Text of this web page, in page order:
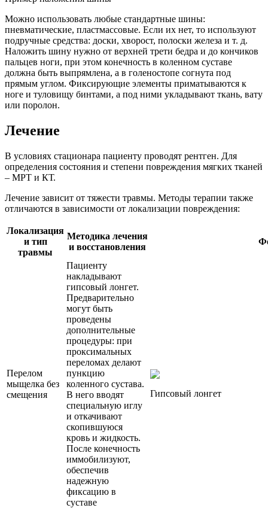
Можно использовать любые стандартные шины:
пневматические, пластмассовые. Если их нет, то используют
подручные средства: доски, хворост, полоски железа и т. д.
Наложить шину нужно от верхней трети бедра и до кончиков
пальцев ноги, при этом конечность в коленном суставе
должна быть выпрямлена, а в голеностопе согнута под
прямым углом. Фиксирующие элементы приматываются к
ноге и туловищу бинтами, а под ними укладывают ткань, вату
или поролон.
Лечение
В условиях стационара пациенту проводят рентген. Для
определения состояния и степени повреждения мягких тканей
– МРТ и КТ.
Лечение зависит от тяжести травмы. Методы терапии также
отличаются в зависимости от локализации повреждения:
Локализация
и тип
травмы
Методика лечения
и восстановления
Перелом
мыщелка без
смещения
Пациенту
накладывают
гипсовый лонгет.
Предварительно
могут быть
проведены
дополнительные
процедуры: при
проксимальных
переломах делают
пункцию
коленного сустава.
В него вводят
специальную иглу
и откачивают
скопившуюся
кровь и жидкость.
После конечность
иммобилизуют,
обеспечив
надежную
фиксацию в
суставе
Гипсовый лонгет